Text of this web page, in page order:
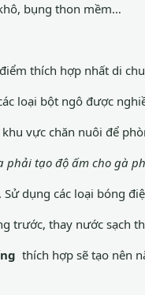
bụng thon mềm…
thích hợp nhất di
loại bột ngô được
vực chăn nuôi để
phải tạo độ ấm cho gà
dụng các loại bóng
trước, thay nước sạch
thích hợp sẽ tạo nên